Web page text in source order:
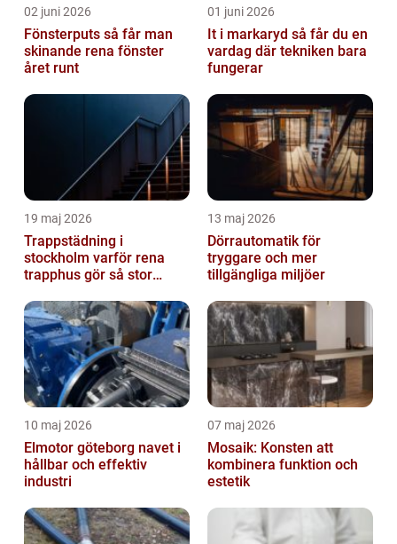
02 juni 2026
Fönsterputs så får man
skinande rena fönster
året runt
01 juni 2026
It i markaryd så får du en
vardag där tekniken bara
fungerar
19 maj 2026
Trappstädning i
stockholm varför rena
trapphus gör så stor
13 maj 2026
Dörrautomatik för
tryggare och mer
tillgängliga miljöer
10 maj 2026
Elmotor göteborg navet i
hållbar och effektiv
industri
07 maj 2026
Mosaik: Konsten att
kombinera funktion och
estetik